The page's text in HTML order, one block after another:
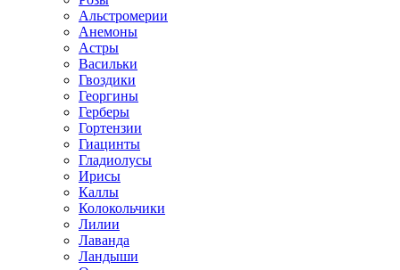
Альстромерии
Анемоны
Астры
Васильки
Гвоздики
Георгины
Герберы
Гортензии
Гиацинты
Гладиолусы
Ирисы
Каллы
Колокольчики
Лилии
Лаванда
Ландыши